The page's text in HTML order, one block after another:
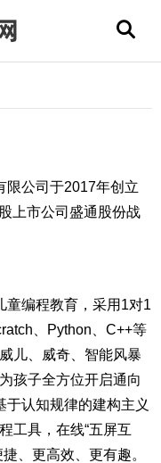
公司于2017年创立
上市公司盛通股份战
编程教育，采用1对1
、Python、C++等
儿、威奇、智能风暴
孩子全方位开启通向
于认知规律的建构主义
工具，在线“五屏互
、更高效、更有趣。